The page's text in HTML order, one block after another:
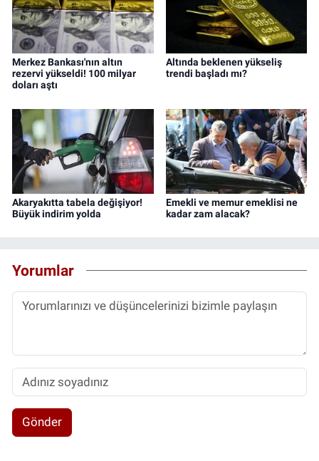
Merkez Bankası'nın altın
rezervi yükseldi! 100 milyar
doları aştı
Altında beklenen yükseliş
trendi başladı mı?
Akaryakıtta tabela değişiyor!
Büyük indirim yolda
Emekli ve memur emeklisi ne
kadar zam alacak?
Yorumlar
Gönder